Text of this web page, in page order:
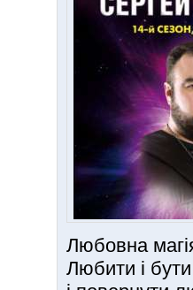
Любовна
Любити і